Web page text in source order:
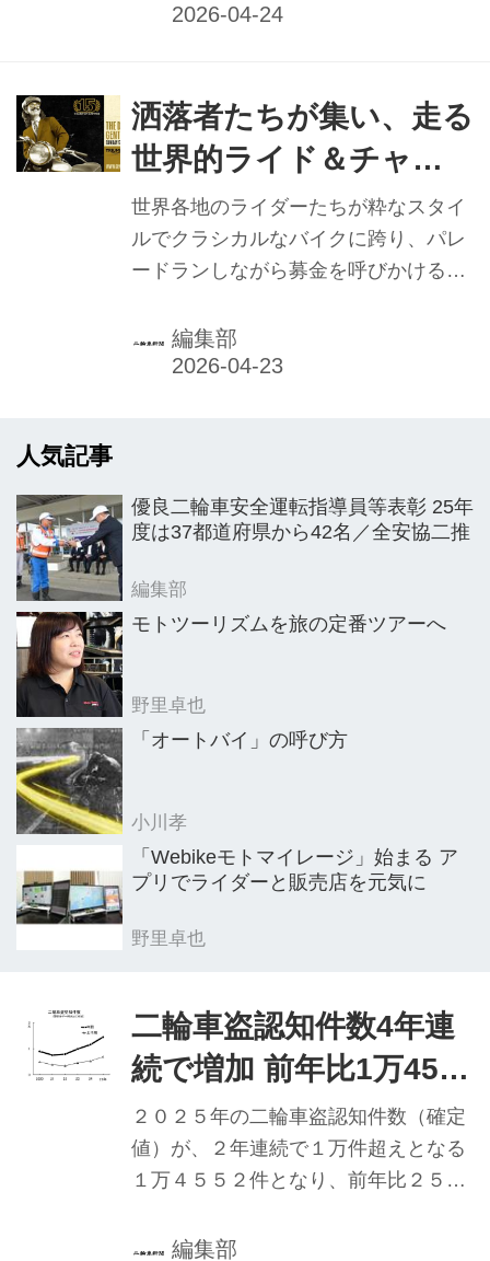
主要アイテムがディスプレイされた。
期待と意気込みを感じ、今回はその点
を聞くことにした。
洒落者たちが集い、走る
世界的ライド＆チャリ
ティイベント THE
DISTINGUISHED
GENTLEMAN’S RIDE
2026 (DGR) 5月17日(日)
開催
世界各地のライダーたちが粋なスタイ
ルでクラシカルなバイクに跨り、パレ
ードランしながら募金を呼びかける。
GENTLEMAN’S RIDE 2026 (DGR)
だ。2012年から世界1000以上の都市
大している東京会場では、来場者全員
にコーヒーが無料で振舞われる。
編集部
人気記事
優良二輪車安全運転指導員等表彰 25年
度は37都道府県から42名／全安協二推
編集部
モトツーリズムを旅の定番ツアーへ
野里卓也
「オートバイ」の呼び方
小川孝
「Webikeモトマイレージ」始まる ア
プリでライダーと販売店を元気に
野里卓也
二輪車盗認知件数4年連
続で増加 前年比1万4500
件増／警察庁まとめ
２０２５年の二輪車盗認知件数（確定
値）が、２年連続で１万件超えとなる
１万４５５２件となり、前年比２５％
が、警察庁のまとめで分かった。
編集部